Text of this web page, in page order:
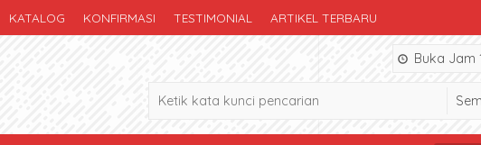
KATALOG KONFIRMASI TESTIMONIAL ARTIKEL TERBARU
Buka Jam